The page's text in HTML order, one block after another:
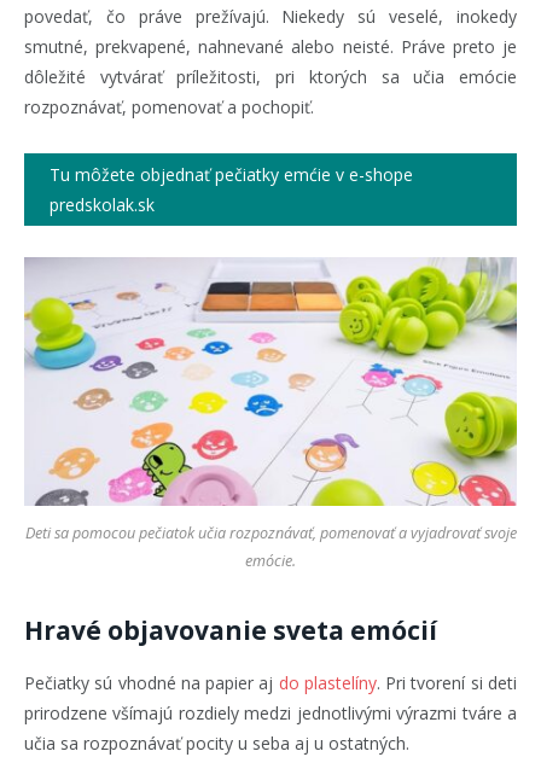
povedať, čo práve prežívajú. Niekedy sú veselé, inokedy
smutné, prekvapené, nahnevané alebo neisté. Práve preto je
dôležité vytvárať príležitosti, pri ktorých sa učia emócie
rozpoznávať, pomenovať a pochopiť.
Tu môžete objednať pečiatky emćie v e-shope
predskolak.sk
Deti sa pomocou pečiatok učia rozpoznávať, pomenovať a vyjadrovať svoje
emócie.
Hravé objavovanie sveta emócií
Pečiatky sú vhodné na papier aj do plastelíny. Pri tvorení si deti
prirodzene všímajú rozdiely medzi jednotlivými výrazmi tváre a
učia sa rozpoznávať pocity u seba aj u ostatných.